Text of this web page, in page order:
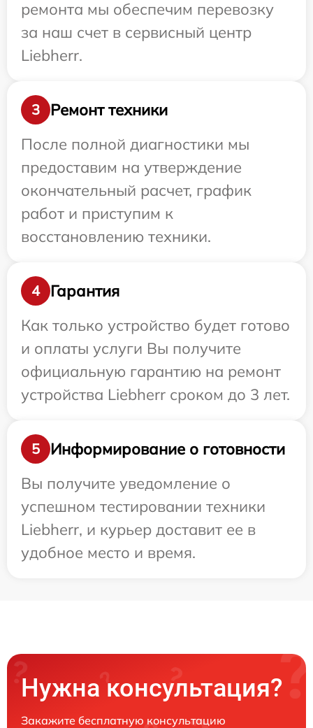
ремонта мы обеспечим перевозку
за наш счет в сервисный центр
Liebherr.
3
Ремонт техники
После полной диагностики мы
предоставим на утверждение
окончательный расчет, график
работ и приступим к
восстановлению техники.
4
Гарантия
Как только устройство будет готово
и оплаты услуги Вы получите
официальную гарантию на ремонт
устройства Liebherr сроком до 3 лет.
5
Информирование о готовности
Вы получите уведомление о
успешном тестировании техники
Liebherr, и курьер доставит ее в
удобное место и время.
Нужна консультация?
Закажите бесплатную консультацию